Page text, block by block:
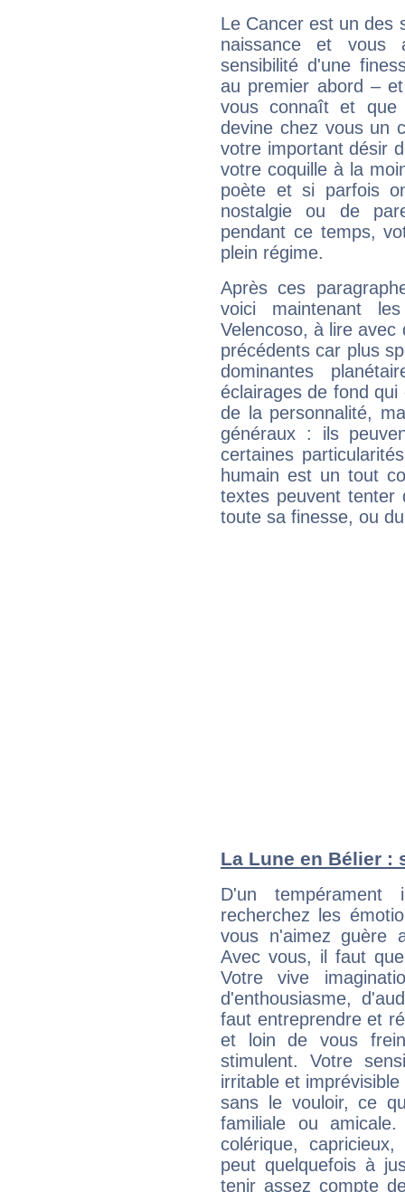
Le Cancer est un des
naissance et vous
sensibilité d'une
au premier abord –
vous connaît et
devine chez vous un
votre important désir
votre coquille à la
poète et si parfois
nostalgie ou de
pendant ce temps,
plein régime.
Après ces
voici maintenant
Velencoso, à lire
précédents car plus
dominantes
éclairages de fond
de la personnalité,
généraux : ils
certaines
humain est un tout
textes peuvent tenter
toute sa finesse, ou
La Lune en Bélier :
D'un tempérament
recherchez les
vous n'aimez guère
Avec vous, il faut
Votre vive
d'enthousiasme,
faut entreprendre et
et loin de vous
stimulent. Votre
irritable et
sans le vouloir, ce
familiale ou
colérique,
peut quelquefois à
tenir assez compte